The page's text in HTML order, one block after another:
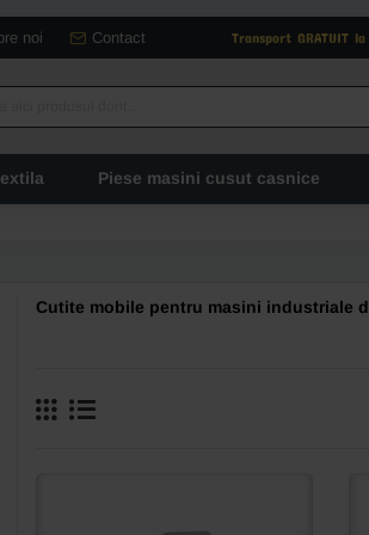
noi Contact Transport GRATUIT
Piese masini cusut casnice
Cutite mobile pentru masini industriale